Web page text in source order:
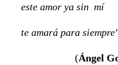
este amor ya sin mí
te amará para
(Ángel